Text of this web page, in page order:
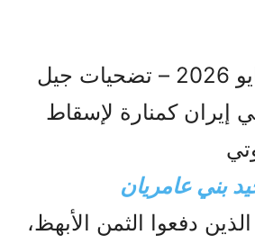
سيرة بطل | مايو 2026 – تضحيات جيل
إيران كمنارة لإسقاط
بني عامريان
دفعوا الثمن الأبهظ،